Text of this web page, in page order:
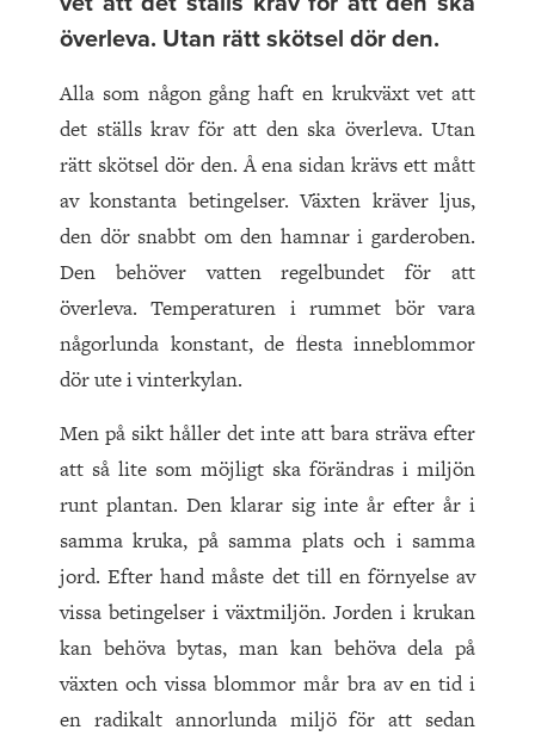
överleva. Utan rätt skötsel dör den.
Alla som någon gång haft en krukväxt vet att
det ställs krav för att den ska överleva. Utan
rätt skötsel dör den. Å ena sidan krävs ett mått
av konstanta betingelser. Växten kräver ljus,
den dör snabbt om den hamnar i garderoben.
Den behöver vatten regelbundet för att
överleva. Temperaturen i rummet bör vara
någorlunda konstant, de flesta inneblommor
dör ute i vinterkylan.
Men på sikt håller det inte att bara sträva efter
att så lite som möjligt ska förändras i miljön
runt plantan. Den klarar sig inte år efter år i
samma kruka, på samma plats och i samma
jord. Efter hand måste det till en förnyelse av
vissa betingelser i växtmiljön. Jorden i krukan
kan behöva bytas, man kan behöva dela på
växten och vissa blommor mår bra av en tid i
en radikalt annorlunda miljö för att sedan